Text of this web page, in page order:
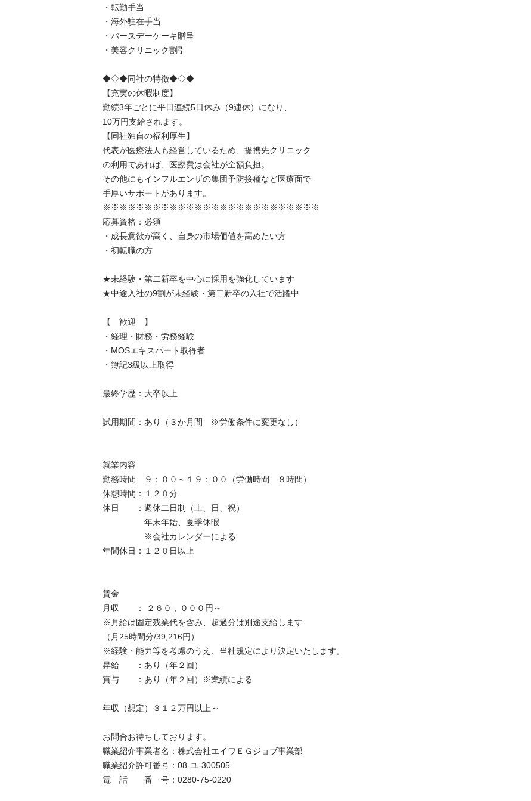
・転勤手当
・海外駐在手当
・バースデーケーキ贈呈
・美容クリニック割引
◆◇◆同社の特徴◆◇◆
【充実の休暇制度】
勤続3年ごとに平日連続5日休み（9連休）になり、
10万円支給されます。
【同社独自の福利厚生】
代表が医療法人も経営しているため、提携先クリニック
の利用であれば、医療費は会社が全額負担。
その他にもインフルエンザの集団予防接種など医療面で
手厚いサポートがあります。
※※※※※※※※※※※※※※※※※※※※※※※※※※
応募資格：必須
・成長意欲が高く、自身の市場価値を高めたい方
・初転職の方
★未経験・第二新卒を中心に採用を強化しています
★中途入社の9割が未経験・第二新卒の入社で活躍中
【　歓迎　】
・経理・財務・労務経験
・MOSエキスパート取得者
・簿記3級以上取得
最終学歴：大卒以上
試用期間：あり（３か月間　※労働条件に変更なし）
就業内容
勤務時間　９：００～１９：００（労働時間　８時間）
休憩時間：１２０分
休日　　：週休二日制（土、日、祝）
年末年始、夏季休暇
※会社カレンダーによる
年間休日：１２０日以上
賃金
月収　　： ２６０，０００円～
※月給は固定残業代を含み、超過分は別途支給します
（月25時間分/39,216円）
※経験・能力等を考慮のうえ、当社規定により決定いたします。
昇給　　：あり（年２回）
賞与　　：あり（年２回）※業績による
年収（想定）３１２万円以上～
お問合お待ちしております。
職業紹介事業者名：株式会社エイワＥＧジョブ事業部
職業紹介許可番号：08-ユ-300505
電　話　　番　号：0280-75-0220